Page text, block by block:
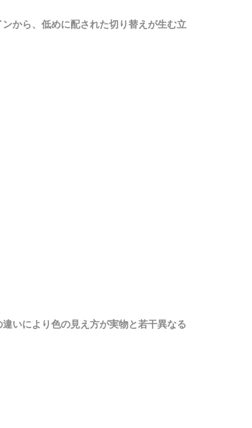
から、低めに配された切り替えが生む立
いにより色の見え方が実物と若干異なる